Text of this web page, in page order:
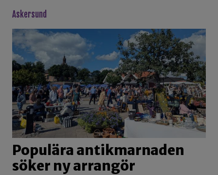
askersund
Populära antikmarnaden
söker ny arrangör